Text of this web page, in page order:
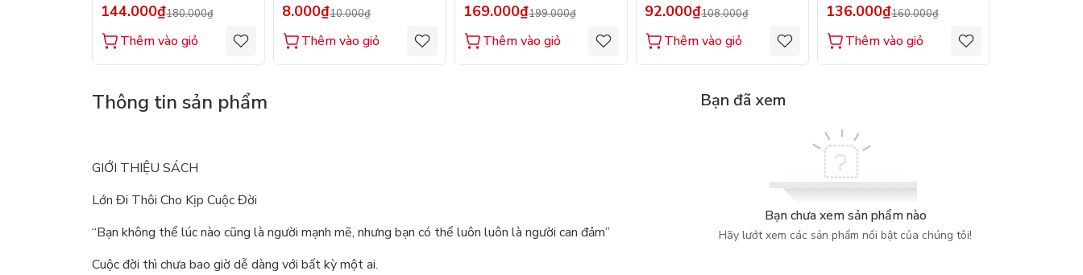
144.000₫180.000₫
Thêm vào giỏ
8.000₫10.000₫
Thêm vào giỏ
169.000₫199.000₫
Thêm vào giỏ
92.000₫108.000₫
Thêm vào giỏ
136.000₫160.000₫
Thêm vào giỏ
Thông tin sản phẩm
GIỚI THIỆU SÁCH
Lớn Đi Thôi Cho Kịp Cuộc Đời
“Bạn không thể lúc nào cũng là người mạnh mẽ, nhưng bạn có thể luôn luôn là người can đảm”
Cuộc đời thì chưa bao giờ dễ dàng với bất kỳ một ai.
Bạn đã xem
Bạn chưa xem sản phẩm nào
Hãy lướt xem các sản phẩm nổi bật của chúng tôi!